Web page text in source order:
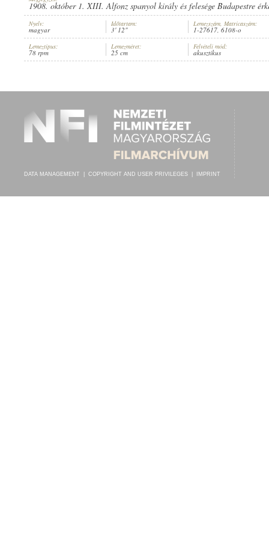
ARTIST: Z. MOLNÁR LÁSZLÓ,MARTHON GÉZA (ZONGORA)
1908. október 1. XIII. Alfonz spanyol király és felesége Budapestre
Nyelv:
magyar
Időtartam:
3' 12"
Lemezszám, Matricaszám:
1-27617, 6108-o
Lemeztípus:
78 rpm
Lemezméret:
25 cm
Felvételi mód:
akusztikus
DATA MANAGEMENT COPYRIGHT AND USER PRIVILEGES IMPRINT